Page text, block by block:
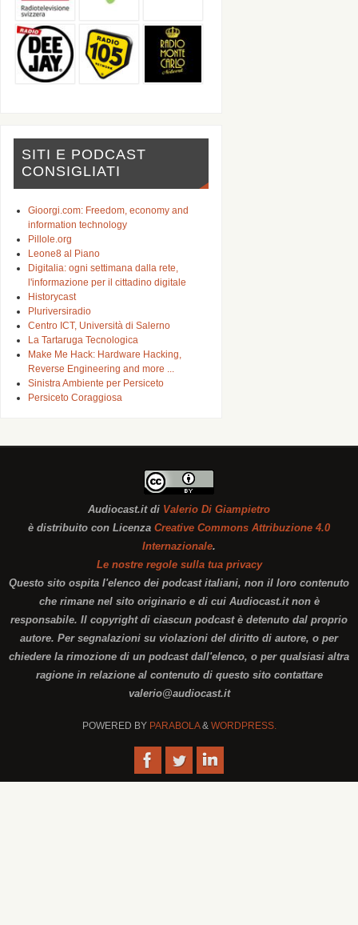
SITI E PODCAST
CONSIGLIATI
Gioorgi.com: Freedom, economy and
information technology
Pillole.org
Leone8 al Piano
Digitalia: ogni settimana dalla rete,
l'informazione per il cittadino digitale
Historycast
Pluriversiradio
Centro ICT, Università di Salerno
La Tartaruga Tecnologica
Make Me Hack: Hardware Hacking,
Reverse Engineering and more ...
Sinistra Ambiente per Persiceto
Persiceto Coraggiosa
Audiocast.itdi Valerio Di Giampietro
è distribuito con Licenza Creative Commons Attribuzione 4.0
Internazionale.
Le nostre regole sulla tua privacy
Questo sito ospita l'elenco dei podcast italiani, non il loro contenuto
che rimane nel sito originario e di cui Audiocast.it non è
responsabile. Il copyright di ciascun podcast è detenuto dal proprio
autore. Per segnalazioni su violazioni del diritto di autore, o per
chiedere la rimozione di un podcast dall'elenco, o per qualsiasi altra
ragione in relazione al contenuto di questo sito contattare
valerio@audiocast.it
POWERED BY PARABOLA& WORDPRESS.